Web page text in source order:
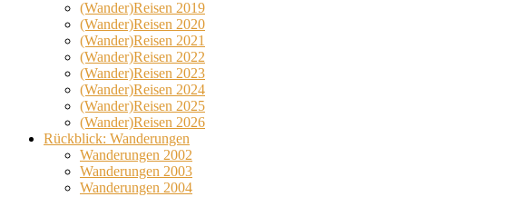
(Wander)Reisen 2019
(Wander)Reisen 2020
(Wander)Reisen 2021
(Wander)Reisen 2022
(Wander)Reisen 2023
(Wander)Reisen 2024
(Wander)Reisen 2025
(Wander)Reisen 2026
Rückblick: Wanderungen
Wanderungen 2002
Wanderungen 2003
Wanderungen 2004